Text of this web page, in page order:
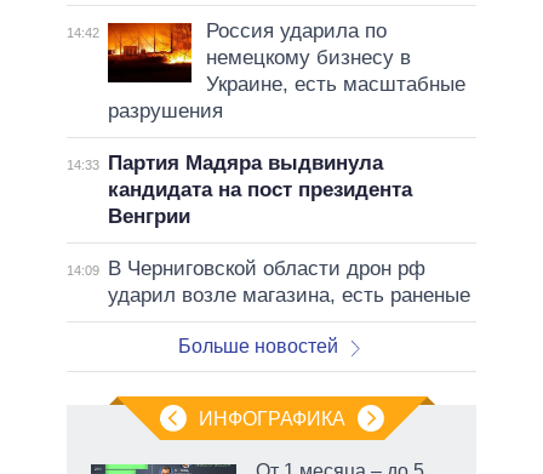
14:42
Россия ударила по
немецкому бизнесу в
Украине, есть масштабные
разрушения
14:33
Партия Мадяра выдвинула
кандидата на пост президента
Венгрии
14:09
В Черниговской области дрон рф
ударил возле магазина, есть раненые
Больше новостей
ИНФОГРАФИКА